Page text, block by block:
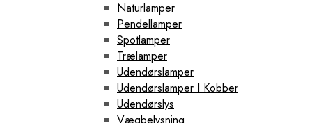
Naturlamper
Pendellamper
Spotlamper
Trælamper
Udendørslamper
Udendørslamper I Kobber
Udendørslys